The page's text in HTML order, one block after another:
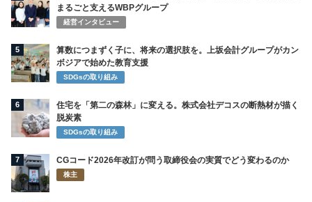
まるごと支えるWBPグループ
経営インタビュー
5
算数につまずく子に、将来の選択肢を。上坂会計グループがカン
ボジアで始めた教育支援
SDGsの取り組み
6
住宅を「第二の森林」に変える。株式会社デコスの断熱材が描く
脱炭素
SDGsの取り組み
7 CGコード2026年改訂が問う取締役会の実質でどう変わるのか
株主